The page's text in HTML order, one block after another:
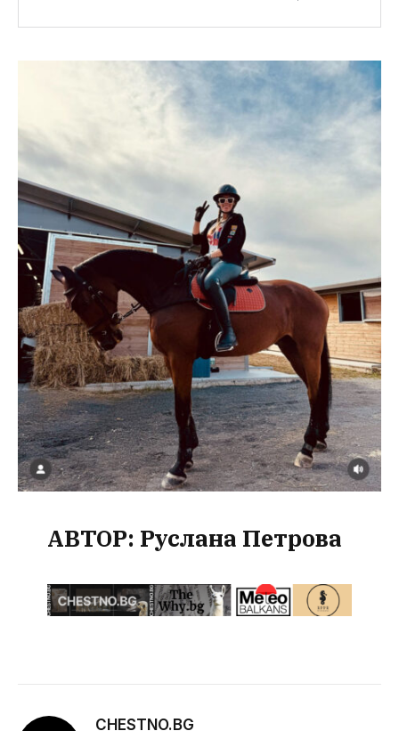
АВТОР: Руслана Петрова
CHESTNO.BG